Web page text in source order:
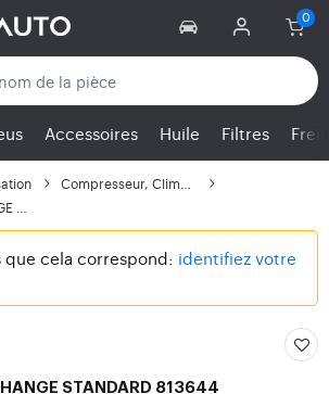
Accessoires Huile Filtres
que cela correspond: identifiez votre
STANDARD 813644